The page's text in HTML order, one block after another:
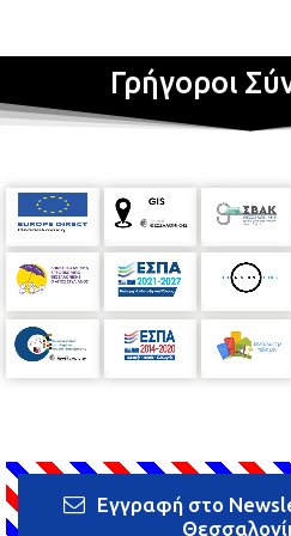
Γρήγοροι
Εγγραφή στο